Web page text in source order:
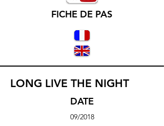
FICHE DE PAS
LONG LIVE THE NIGHT
DATE
09/2018